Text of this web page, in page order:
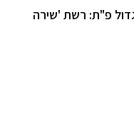
פ"ת: רשת 'שירה